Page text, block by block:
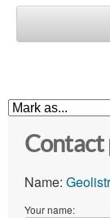
Contact
Name:
Your name: